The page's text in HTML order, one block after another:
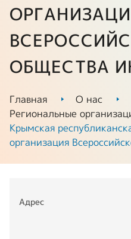
ОБЩЕСТВА
Главная
О нас
Региональные
Крымская
организация
Адрес